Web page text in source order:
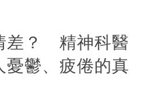
差？ 精神科醫
鬱、疲倦的真